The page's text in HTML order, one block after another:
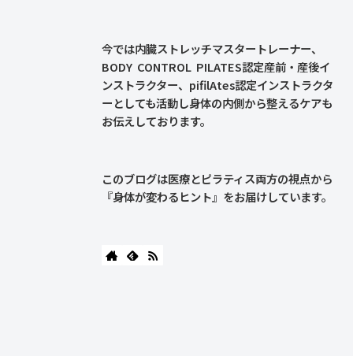
今では内臓ストレッチマスタートレーナー、
BODY CONTROL PILATES認定産前・産後イ
ンストラクター、pifilAtes認定インストラクタ
ーとしても活動し身体の内側から整えるケアも
お伝えしております。
このブログは医療とピラティス両方の視点から
『身体が変わるヒント』をお届けしています。